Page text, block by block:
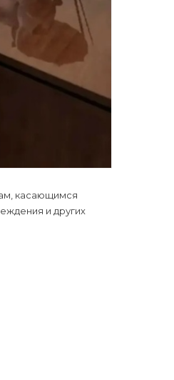
касающимся
и других